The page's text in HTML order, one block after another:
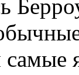
самые